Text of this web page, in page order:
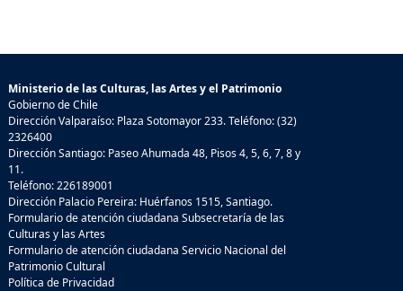
Ministerio de las Culturas, las Artes y el Patrimonio
Gobierno de Chile
Dirección Valparaíso: Plaza Sotomayor 233. Teléfono: (32)
2326400
Dirección Santiago: Paseo Ahumada 48, Pisos 4, 5, 6, 7, 8 y
11.
Teléfono: 226189001
Dirección Palacio Pereira: Huérfanos 1515, Santiago.
Formulario de atención ciudadana Subsecretaría de las
Culturas y las Artes
Formulario de atención ciudadana Servicio Nacional del
Patrimonio Cultural
Política de Privacidad